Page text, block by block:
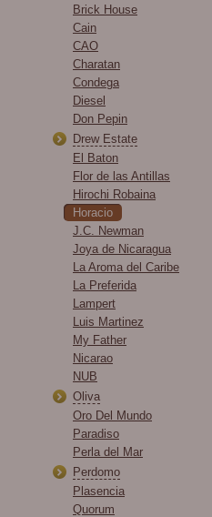
Brick House
Cain
CAO
Charatan
Condega
Diesel
Don Pepin
Drew Estate
El Baton
Flor de las Antillas
Hirochi Robaina
Horacio
J.C. Newman
Joya de Nicaragua
La Aroma del Caribe
La Preferida
Lampert
Luis Martinez
My Father
Nicarao
NUB
Oliva
Oro Del Mundo
Paradiso
Perla del Mar
Perdomo
Plasencia
Quorum
Гильотина Colibri
Firebird UFX101